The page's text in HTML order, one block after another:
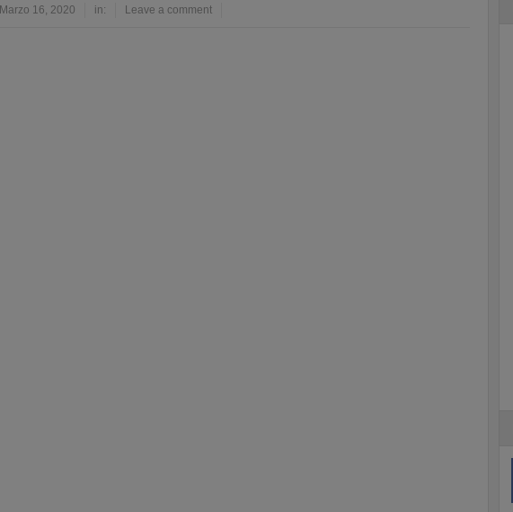
Marzo 16, 2020 in: Leave a comment